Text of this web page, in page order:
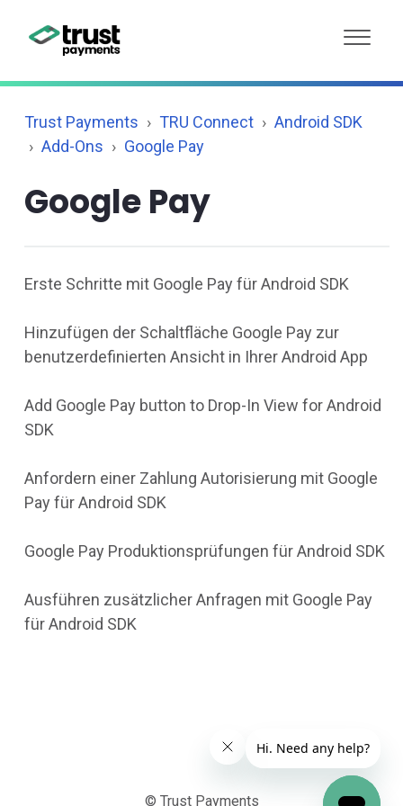
Trust Payments TRU Connect
Android SDK
Add-Ons
Google Pay
Google Pay
Erste Schritte mit Google Pay für Android SDK
Hinzufügen der Schaltfläche Google Pay zur
benutzerdefinierten Ansicht in Ihrer Android App
Add Google Pay button to Drop-In View for Android
SDK
Anfordern einer Zahlung Autorisierung mit Google
Pay für Android SDK
Google Pay Produktionsprüfungen für Android SDK
Ausführen zusätzlicher Anfragen mit Google Pay
für Android SDK
© Trust Payments